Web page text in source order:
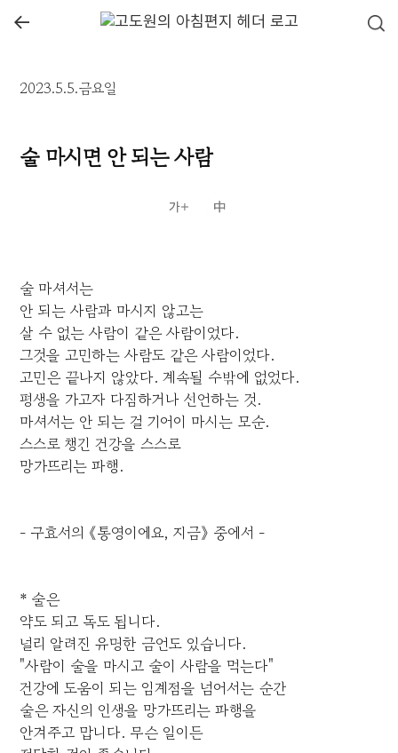
←
2023.5.5.금요일
술 마시면 안 되는 사람
술 마셔서는
안 되는 사람과 마시지 않고는
살 수 없는 사람이 같은 사람이었다.
그것을 고민하는 사람도 같은 사람이었다.
고민은 끝나지 않았다. 계속될 수밖에 없었다.
평생을 가고자 다짐하거나 선언하는 것.
마셔서는 안 되는 걸 기어이 마시는 모순.
스스로 챙긴 건강을 스스로
망가뜨리는 파행.
- 구효서의 《통영이에요, 지금》 중에서 -
* 술은
약도 되고 독도 됩니다.
널리 알려진 유명한 금언도 있습니다.
"사람이 술을 마시고 술이 사람을 먹는다"
건강에 도움이 되는 임계점을 넘어서는 순간
술은 자신의 인생을 망가뜨리는 파행을
안겨주고 맙니다. 무슨 일이든